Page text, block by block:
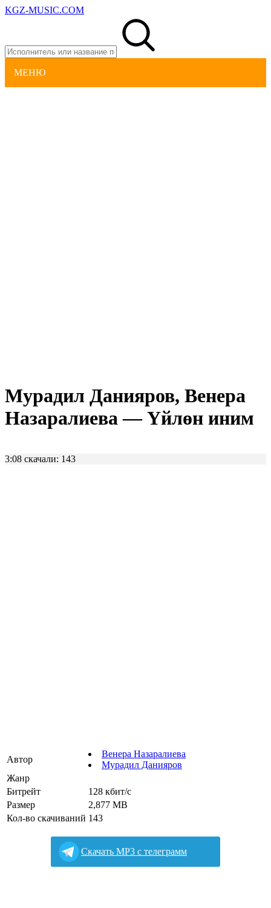
KGZ-MUSIC.COM
МЕНЮ
Мурадил Данияров, Венера
Назаралиева — Үйлөн иним
3:08 скачали: 143
Автор
Венера Назаралиева
Мурадил Данияров
Жанр
Битрейт
128 кбит/с
Размер
2,877 MB
Кол-во скачиваний 143
Cкачать MP3 с телеграмм